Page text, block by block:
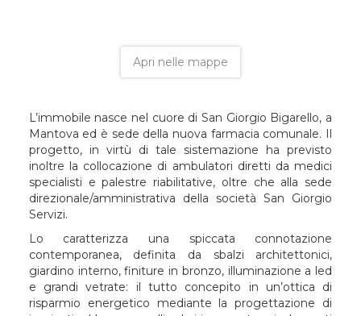
Apri nelle mappe
L’immobile nasce nel cuore di San Giorgio Bigarello, a
Mantova ed è sede della nuova farmacia comunale. Il
progetto, in virtù di tale sistemazione ha previsto
inoltre la collocazione di ambulatori diretti da medici
specialisti e palestre riabilitative, oltre che alla sede
direzionale/amministrativa della società San Giorgio
Servizi.
Lo caratterizza una spiccata connotazione
contemporanea, definita da sbalzi architettonici,
giardino interno, finiture in bronzo, illuminazione a led
e grandi vetrate: il tutto concepito in un’ottica di
risparmio energetico mediante la progettazione di